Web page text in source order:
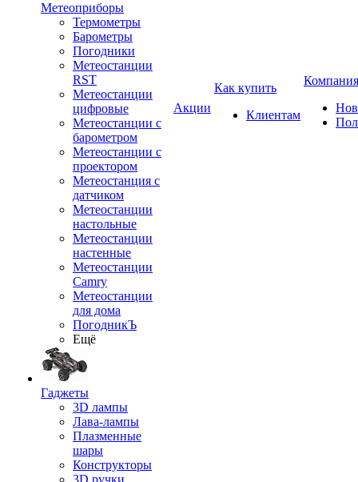
Метеоприборы
Термометры
Барометры
Погодники
Метеостанции
RST
Метеостанции
цифровые
Метеостанции с
барометром
Метеостанции с
проектором
Метеостанция с
датчиком
Метеостанции
настольные
Метеостанции
настенные
Метеостанции
Camry
Метеостанции
для дома
ПогодникЪ
Ещё
Гаджеты
3D лампы
Лава-лампы
Плазменные
шары
Конструкторы
3D ручки
Акции
Как купить
Клиентам
Компания